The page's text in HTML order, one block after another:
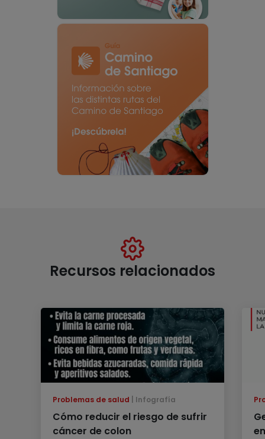
Recursos relacionados
Problemas de salud Infografía
Cómo reducir el riesgo de sufrir
cáncer de colon